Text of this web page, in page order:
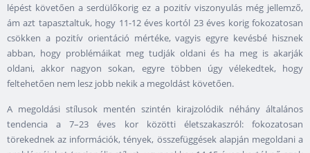
lépést követően a serdülőkorig ez a pozitív viszonyulás még jellemző,
ám azt tapasztaltuk, hogy 11-12 éves kortól 23 éves korig fokozatosan
csökken a pozitív orientáció mértéke, vagyis egyre kevésbé hisznek
abban, hogy problémáikat meg tudják oldani és ha meg is akarják
oldani, akkor nagyon sokan, egyre többen úgy vélekedtek, hogy
feltehetően nem lesz jobb nekik a megoldást követően.
A megoldási stílusok mentén szintén kirajzolódik néhány általános
tendencia a 7–23 éves kor közötti életszakaszról: fokozatosan
törekednek az információk, tények, összefüggések alapján megoldani a